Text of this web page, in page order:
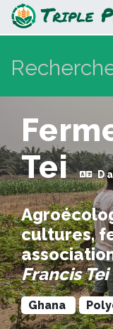
Ferme de
Tei
cultures,
Francis Tei
Ghana